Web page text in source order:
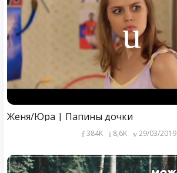
Женя/Юра | Папины дочки
384K 8,6K 29/03/2019